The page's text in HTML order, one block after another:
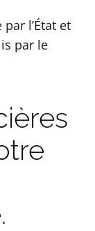
l’État et
par le